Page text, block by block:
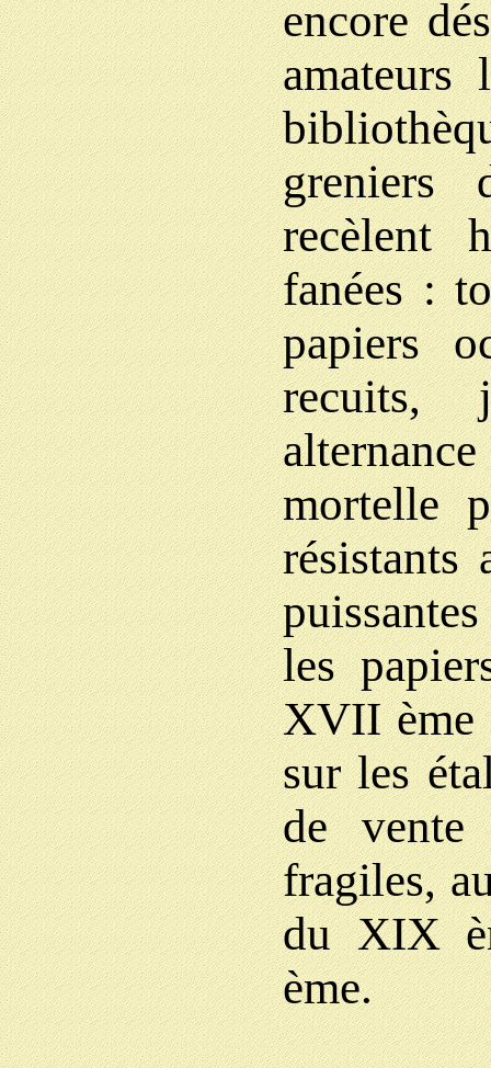
encore
amateurs
greniers
recèlent
fanées :
papiers
recuits,
mortelle
résistants
les
XVII ème
sur les
de vente
fragiles,
du XIX
ème.